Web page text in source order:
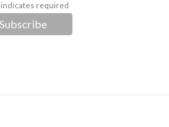
indicates required